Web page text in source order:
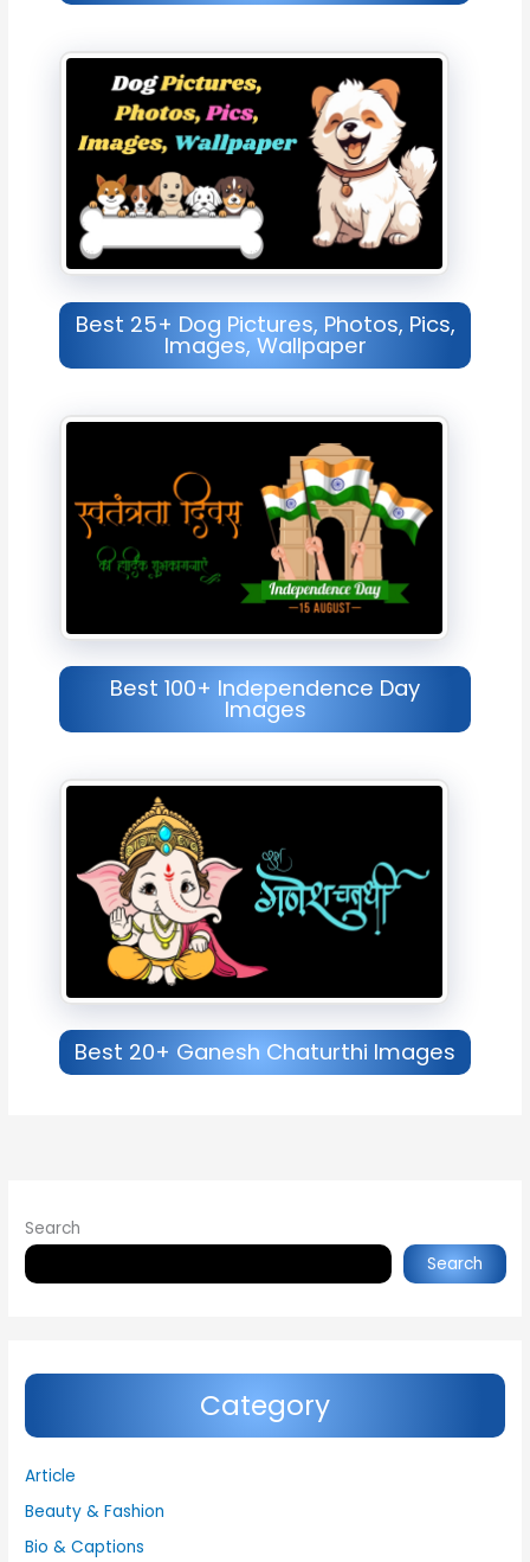
Best 25+ Dog Pictures, Photos, Pics,
Images, Wallpaper
Best 100+ Independence Day
Images
Best 20+ Ganesh Chaturthi Images
Search
Search
Category
Article
Beauty & Fashion
Bio & Captions